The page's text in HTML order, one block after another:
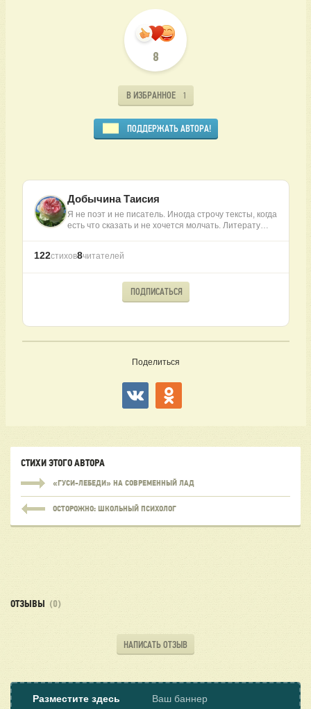
8
В ИЗБРАННОЕ 1
ПОДДЕРЖАТЬ АВТОРА!
Добычина Таисия
Я не поэт и не писатель. Иногда строчу тексты, когда
есть что сказать и не хочется молчать. Литерату…
122стихов8читателей
ПОДПИСАТЬСЯ
Поделиться
СТИХИ ЭТОГО АВТОРА
«ГУСИ-ЛЕБЕДИ» НА СОВРЕМЕННЫЙ ЛАД
ОСТОРОЖНО: ШКОЛЬНЫЙ ПСИХОЛОГ
ОТЗЫВЫ (0)
НАПИСАТЬ ОТЗЫВ
Разместите здесь
Ваш баннер